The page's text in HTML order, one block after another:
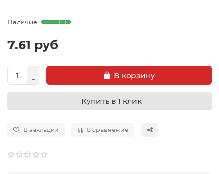
7.61 руб
В корзину
Купить в 1 клик
В закладки В сравнение